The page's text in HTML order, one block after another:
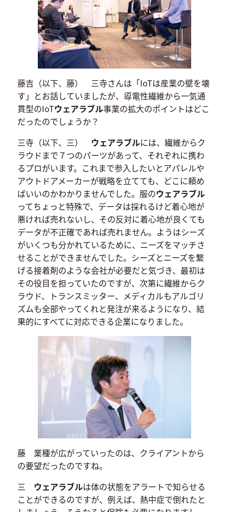
藤吉（以下、藤） 三寺さんは「IoTは産業の壁を壊
す」とお話していましたが、導電性繊維から一気通
貫型のIoTウェアラブル事業の拡大のポイントはどこ
だったのでしょうか？
三寺（以下、三） ウェアラブルには、繊維からク
ラウドまで７つのパーツがあって、それぞれに携わ
るプロがいます。これまで参入したいとアパレルや
アウトドアメーカーが戦略を立てても、どこに頼め
ばいいのかわかりませんでした。服のウェアラブル
ってちょっと特殊で、データは採れるけど着心地が
悪ければ売れないし、その反対に着心地が良くても
データが不正確であれば売れません。ようはシーズ
がいくつも分かれているために、ニーズをマッチさ
せることができませんでした。シーズとニーズを繋
げる接着剤のような会社が必要だと気づき、最初は
その役目を担っていたのですが、次第に繊維からク
ラウド、トランスミッター、メディカルもアルゴリ
ズムも全部やってくれと発注が来るようになり、結
果的にすべてに対応できる企業になりました。
藤 業種が広がっていったのは、クライアントから
の要望だったのですね。
三 ウェアラブルは体の状態をアラートで知らせる
ことができるのですが、例えば、熱中症で倒れたと